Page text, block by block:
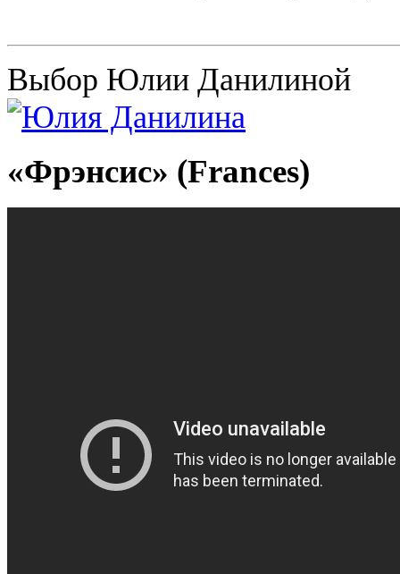
Выбор Юлии Данилиной
«Фрэнсис» (Frances)